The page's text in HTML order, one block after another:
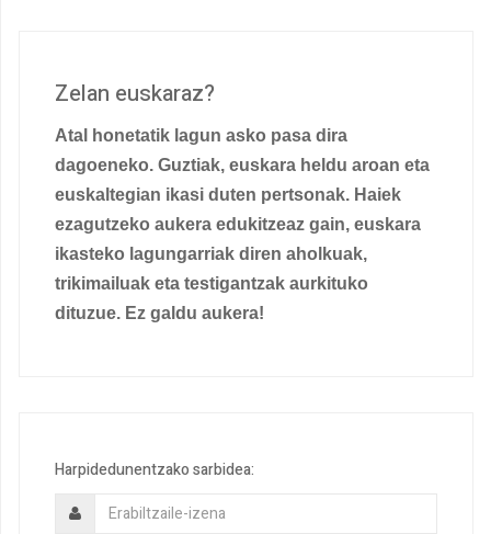
Zelan euskaraz?
Atal honetatik lagun asko pasa dira
dagoeneko. Guztiak, euskara heldu aroan eta
euskaltegian ikasi duten pertsonak. Haiek
ezagutzeko aukera edukitzeaz gain, euskara
ikasteko lagungarriak diren aholkuak,
trikimailuak eta testigantzak aurkituko
dituzue. Ez galdu aukera!
Harpidedunentzako sarbidea: